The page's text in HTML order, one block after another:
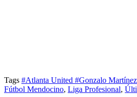
Tags #Atlanta United #Gonzalo Martínez
Fútbol Mendocino, Liga Profesional,